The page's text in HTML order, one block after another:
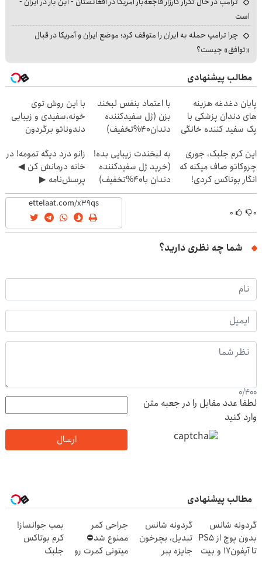
است
چرا ترامپ حمله به ایران را متوقف کرد؛ موضع ایران و آمریکا در قبال
«توافق» چیست؟
مطالب پیشنهادی
پایان دغدغه هزینه
های دندان پزشکی با
پک سفید کننده خانگی
با اعتماد بنفس لبخند
بزن (ژل سفیدکننده
دندان40%تخفیف)
با این روش توی
خونه،سفیدی و زیبایی
دندوناتو برگردون
این کرم جلبک، جوری
چروکاتو صاف میکنه که
انگار بوتاکس کردی!
(تخفیف ویژه)
به لبخندت زیبایی بده!
(خرید ژل سفیدکننده
دندان با40%تخفیف)
زانو درد دیگه تمومه! در
خانه درمانش کن ◀
پرسش‌نامه ▶
۰ ۰
شما چه نظری دارید؟
0/400
لطفا عدد مقابل را در جعبه متن
وارد کنید
ارسال
مطالب پیشنهادی
گردونه شانس
بدون پوچ از PS5
تا آیفون17 و بیت
گردونه شانس
تبدیل، بچرخون
جایزه ببر
جراحی کمر
ممنوع شد⛔
میتونی کمرت رو
بمب جوانساز!
کرم بوتاکس
جلبک